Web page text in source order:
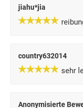
jiahu*jia
country632014
sehr
Anonymisierte